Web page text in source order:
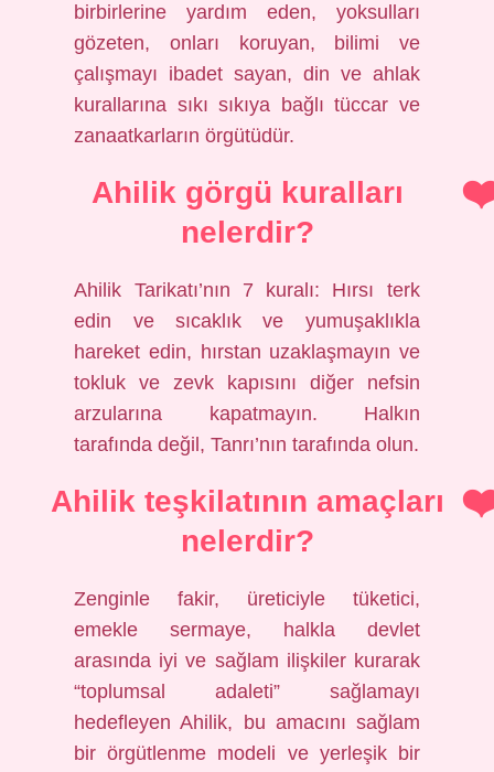
birbirlerine yardım eden, yoksulları
gözeten, onları koruyan, bilimi ve
çalışmayı ibadet sayan, din ve ahlak
kurallarına sıkı sıkıya bağlı tüccar ve
zanaatkarların örgütüdür.
Ahilik görgü kuralları
nelerdir?
Ahilik Tarikatı’nın 7 kuralı: Hırsı terk
edin ve sıcaklık ve yumuşaklıkla
hareket edin, hırstan uzaklaşmayın ve
tokluk ve zevk kapısını diğer nefsin
arzularına kapatmayın. Halkın
tarafında değil, Tanrı’nın tarafında olun.
Ahilik teşkilatının amaçları
nelerdir?
Zenginle fakir, üreticiyle tüketici,
emekle sermaye, halkla devlet
arasında iyi ve sağlam ilişkiler kurarak
“toplumsal adaleti” sağlamayı
hedefleyen Ahilik, bu amacını sağlam
bir örgütlenme modeli ve yerleşik bir